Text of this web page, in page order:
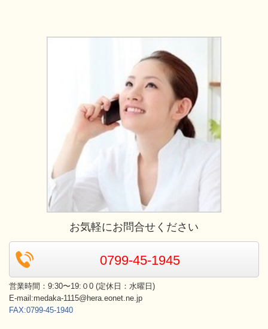
お気軽にお問合せください
0799-45-1945
営業時間：9:30〜19:０0 (定休日：水曜日)
E-mail:medaka-1115@hera.eonet.ne.jp
FAX:0799-45-1940